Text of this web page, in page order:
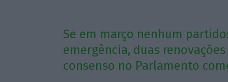
Se em março nenhum
emergência, duas
consenso no Parlamento